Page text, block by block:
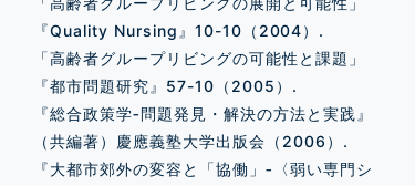
『Quality Nursing』10-10（2004）.
「高齢者グループリビングの可能性と課題」
『都市問題研究』57-10（2005）.
『総合政策学‐問題発見・解決の方法と実践』
（共編著）慶應義塾大学出版会（2006）.
『大都市郊外の変容と「協働」‐〈弱い専門シ